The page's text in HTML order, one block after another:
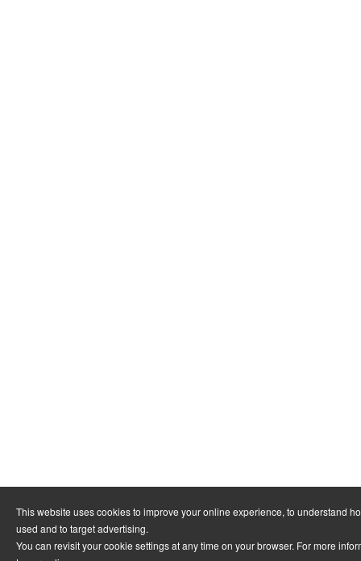
This website uses cookies to improve your online experience, to understand
used and to target advertising.
You can revisit your cookie settings at any time on your browser. For more